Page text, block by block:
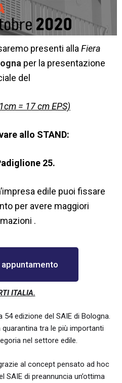
presenti alla Fiera
per la presentazione
del
= 17 cm EPS)
allo STAND:
25.
edile puoi fissare
per avere maggiori
.
appuntamento
ITALIA.
edizione del SAIE di Bologna.
tra le più importanti
nel settore edile.
al concept pensato ad hoc
SAIE di preannuncia un’ottima